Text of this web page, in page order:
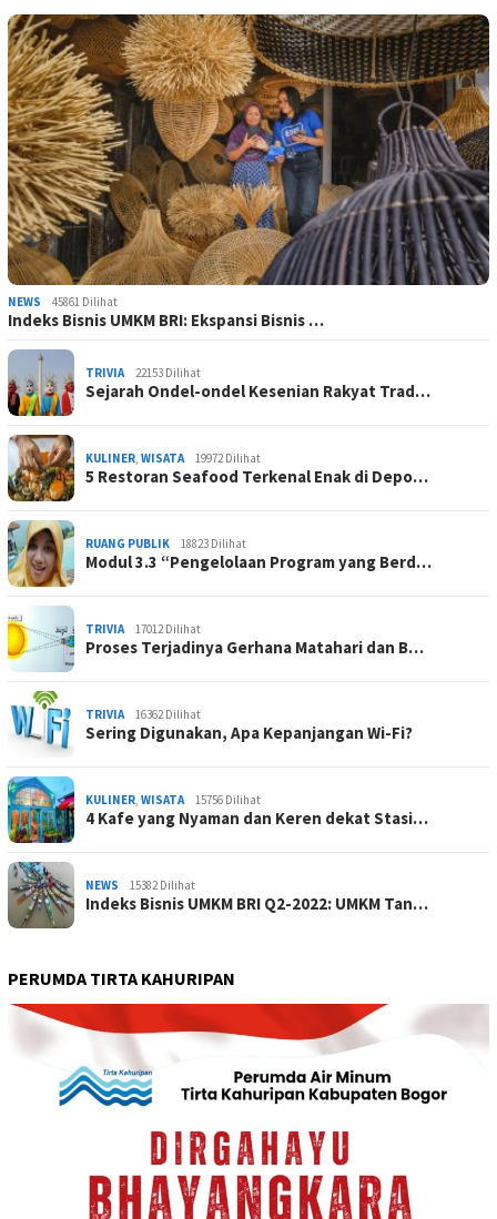
NEWS 45861 Dilihat
Indeks Bisnis UMKM BRI: Ekspansi Bisnis …
TRIVIA 22153 Dilihat
Sejarah Ondel-ondel Kesenian Rakyat Trad…
KULINER, WISATA 19972 Dilihat
5 Restoran Seafood Terkenal Enak di Depo…
RUANG PUBLIK 18823 Dilihat
Modul 3.3 “Pengelolaan Program yang Berd…
TRIVIA 17012 Dilihat
Proses Terjadinya Gerhana Matahari dan B…
TRIVIA 16362 Dilihat
Sering Digunakan, Apa Kepanjangan Wi-Fi?
KULINER, WISATA 15756 Dilihat
4 Kafe yang Nyaman dan Keren dekat Stasi…
NEWS 15382 Dilihat
Indeks Bisnis UMKM BRI Q2-2022: UMKM Tan…
PERUMDA TIRTA KAHURIPAN